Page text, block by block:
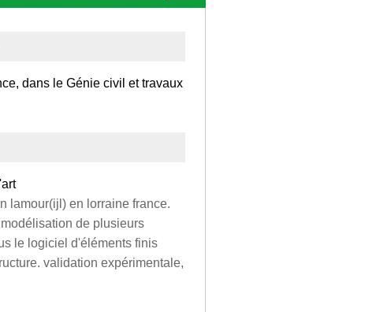
dans le Génie civil et travaux
lamour(ijl) en lorraine france.
de plusieurs
le logiciel d'éléments finis
validation expérimentale,